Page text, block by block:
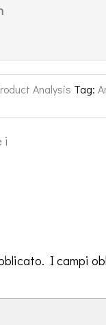
Analysis Tag:
i
I campi